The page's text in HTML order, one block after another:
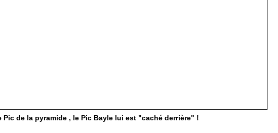
Pic de la pyramide , le Pic Bayle lui est "caché derrière" !